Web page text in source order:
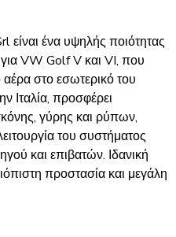
ένα υψηλής ποιότητας
VW Golf V και VI, που
αέρα στο εσωτερικό του
Ιταλία, προσφέρει
γύρης και ρύπων,
του συστήματος
και επιβατών. Ιδανική
προστασία και μεγάλη